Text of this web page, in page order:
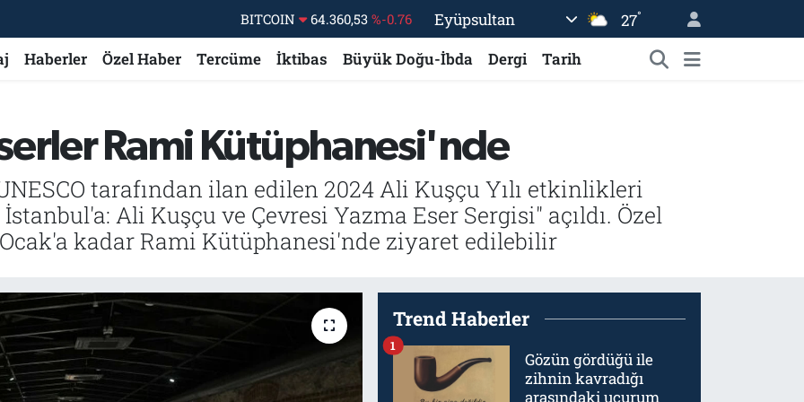
DOLAR 47,7069 %0.17
EURO
55,0265 %0.01
BİST100
13.887 %64
BITCOIN
64.360,53 %-0.76
Eyüpsultan 27°
Haberler Özel Haber Tercüme İktibas Büyük Doğu-İbda Dergi Tarih
Rami Kütüphanesi'nde
tarafından ilan edilen 2024 Ali Kuşçu Yılı etkinlikleri
Ali Kuşçu ve Çevresi Yazma Eser Sergisi" açıldı. Özel
kadar Rami Kütüphanesi'nde ziyaret edilebilir
Trend Haberler
Gözün gördüğü ile
zihnin kavradığı
arasındaki uçurum
1